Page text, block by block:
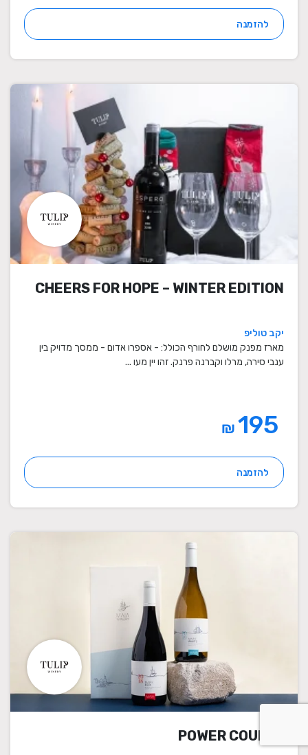
להזמנה
CHEERS FOR HOPE – WINTER EDITION
יקב טוליפ
מארז מפנק מושלם לחורף הכולל: - אספרו אדום - ממסך מדויק בין
ענבי סירה, מרלו וקברנה פרנק. זהו יין מעו ...
₪
להזמנה
POWER COUPLE